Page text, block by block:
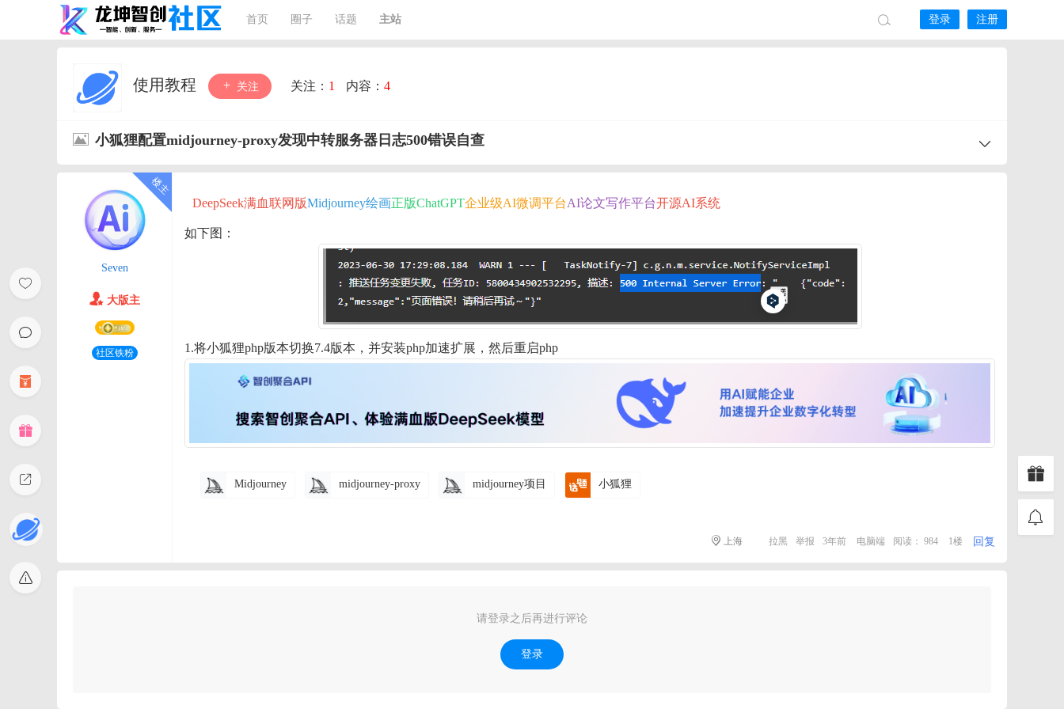
首页 圈子 话题 主站 登录 注册
使用教程 关注 关注： 1 内容： 4
小狐狸配置midjourney-proxy发现中转服务器日志500错误自查
Seven
大版主
社区铁粉
DeepSeek满血联网版Midjourney绘画正版ChatGPT企业级AI微调平台AI论文写作平台开源AI系统
如下图：
1.将小狐狸php版本切换7.4版本，并安装php加速扩展，然后重启php
Midjourney midjourney-proxy midjourney项目 小狐狸
上海 拉黑 举报 3年前 电脑端 阅读： 984 1楼 回复
请登录之后再进行评论
登录